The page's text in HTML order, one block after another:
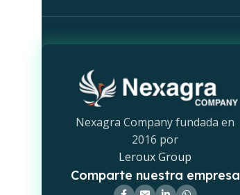
Nexagra Company fundada en
2016 por
Leroux Group
Comparte nuestra empresa